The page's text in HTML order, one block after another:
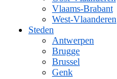
Vlaams-Brabant
West-Vlaanderen
Steden
Antwerpen
Brugge
Brussel
Genk